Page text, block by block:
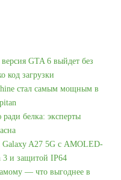
GTA 6 выйдет без
код загрузки
стал самым мощным в
белка: эксперты
Galaxy A27 5G с AMOLED-
3 и защитой IP64
— что выгоднее в